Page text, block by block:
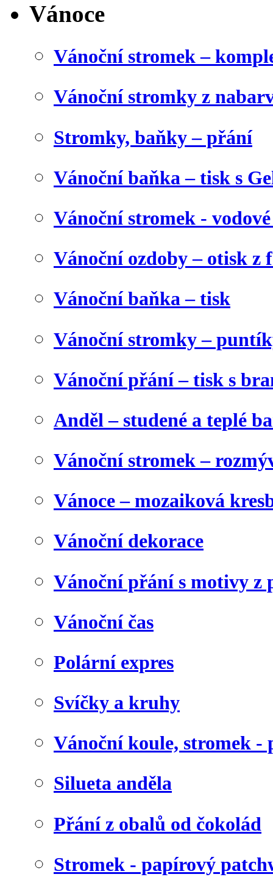
Vánoce
Vánoční stromek –
Vánoční stromky z
Stromky, baňky – přání
Vánoční baňka – tisk s
Vánoční stromek -
Vánoční ozdoby – otisk z
Vánoční baňka – tisk
Vánoční stromky –
Vánoční přání – tisk s
Anděl – studené a teplé
Vánoční stromek –
Vánoce – mozaiková
Vánoční dekorace
Vánoční přání s motivy z
Vánoční čas
Polární expres
Svíčky a kruhy
Vánoční koule, stromek -
Silueta anděla
Přání z obalů od čokolád
Stromek - papírový